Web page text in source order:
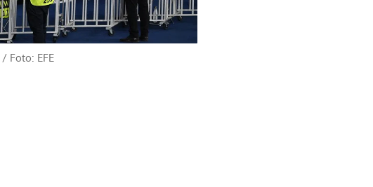
/ Foto: EFE